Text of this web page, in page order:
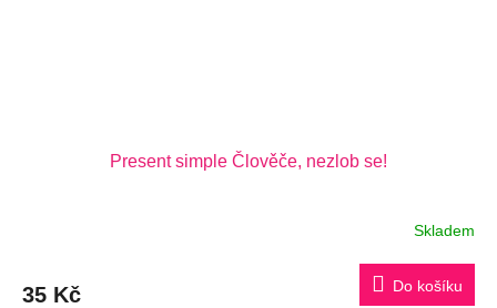
Present simple Člověče, nezlob se!
Skladem
35 Kč Do košíku